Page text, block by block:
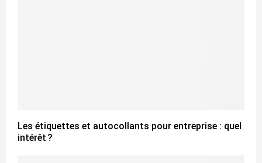
Les étiquettes et autocollants pour entreprise : quel
intérêt ?